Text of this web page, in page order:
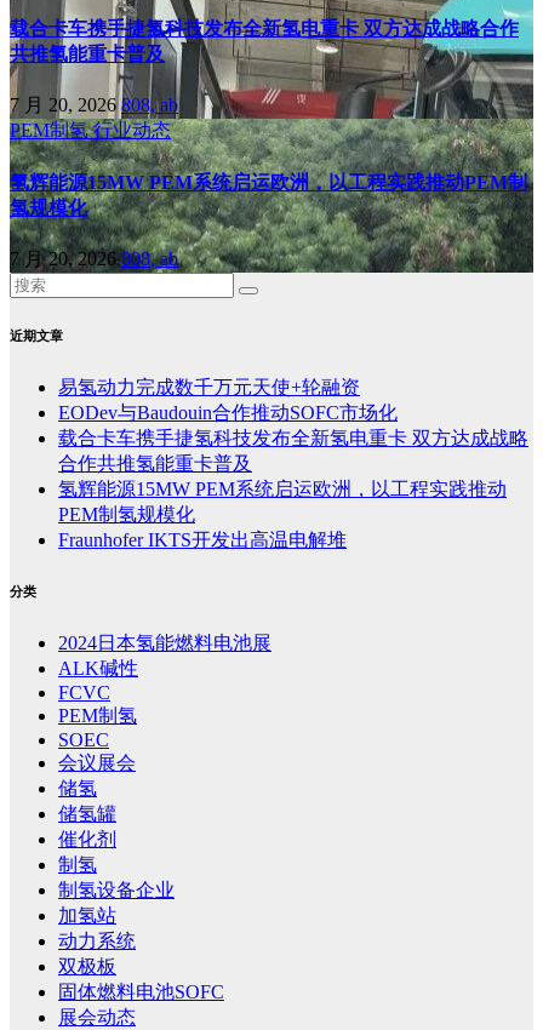
载合卡车携手捷氢科技发布全新氢电重卡 双方达成战略合作
共推氢能重卡普及
7 月 20, 2026808, ab
PEM制氢行业动态
氢辉能源15MW PEM系统启运欧洲，以工程实践推动PEM制
氢规模化
7 月 20, 2026808, ab
近期文章
易氢动力完成数千万元天使+轮融资
EODev与Baudouin合作推动SOFC市场化
载合卡车携手捷氢科技发布全新氢电重卡 双方达成战略
合作共推氢能重卡普及
氢辉能源15MW PEM系统启运欧洲，以工程实践推动
PEM制氢规模化
Fraunhofer IKTS开发出高温电解堆
分类
2024日本氢能燃料电池展
ALK碱性
FCVC
PEM制氢
SOEC
会议展会
储氢
储氢罐
催化剂
制氢
制氢设备企业
加氢站
动力系统
双极板
固体燃料电池SOFC
展会动态